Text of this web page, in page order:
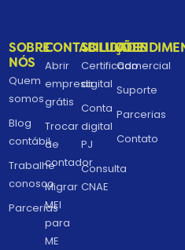
SOBRE
NÓS
Quem
somos
Blog
contábil
Trabalhe
conosco
Parcerias
CONTABILIDADE
Abrir
empresa
grátis
Trocar
de
contador
Migrar
MEI
para
ME
SOLUÇÕES
Certificado
digital
Conta
digital
PJ
Consulta
CNAE
Comercial
Suporte
Parcerias
Contato